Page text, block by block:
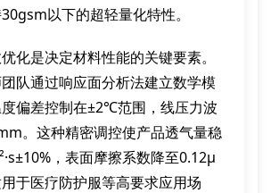
以下的超轻量化特性。
化是决定材料性能的关键要素。
队通过响应面分析法建立数学模
偏差控制在±2℃范围，线压力波
。这种精密调控使产品透气量稳
，表面摩擦系数降至0.12μ
于医疗防护服等高要求应用场